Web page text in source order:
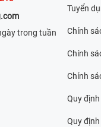
trong tuần
Tuyển
Chính
Chính
Chính
Quy
Quy